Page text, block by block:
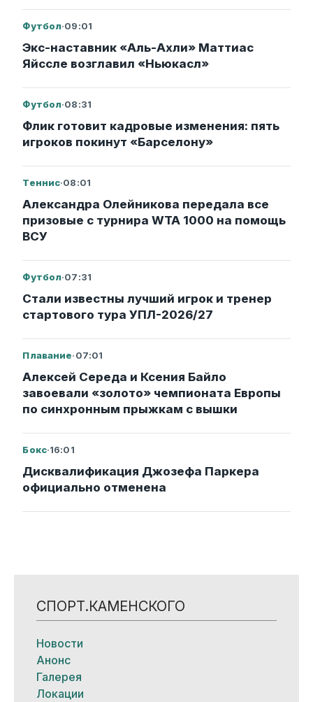
Футбол·09:01
Экс-наставник «Аль-Ахли» Маттиас
Яйссле возглавил «Ньюкасл»
Футбол·08:31
Флик готовит кадровые изменения: пять
игроков покинут «Барселону»
Теннис·08:01
Александра Олейникова передала все
призовые с турнира WTA 1000 на помощь
ВСУ
Футбол·07:31
Стали известны лучший игрок и тренер
стартового тура УПЛ-2026/27
Плавание·07:01
Алексей Середа и Ксения Байло
завоевали «золото» чемпионата Европы
по синхронным прыжкам с вышки
Бокс·16:01
Дисквалификация Джозефа Паркера
официально отменена
СПОРТ.КАМЕНСКОГО
Новости
Анонс
Галерея
Локации